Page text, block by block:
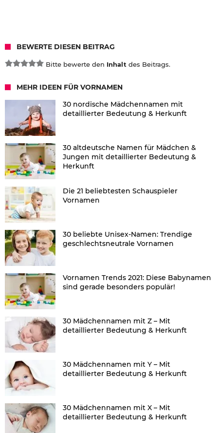
BEWERTE DIESEN BEITRAG
Bitte bewerte den Inhalt des Beitrags.
MEHR IDEEN FÜR VORNAMEN
30 nordische Mädchennamen mit
detaillierter Bedeutung & Herkunft
30 altdeutsche Namen für Mädchen &
Jungen mit detaillierter Bedeutung &
Herkunft
Die 21 beliebtesten Schauspieler
Vornamen
30 beliebte Unisex-Namen: Trendige
geschlechtsneutrale Vornamen
Vornamen Trends 2021: Diese Babynamen
sind gerade besonders populär!
30 Mädchennamen mit Z – Mit
detaillierter Bedeutung & Herkunft
30 Mädchennamen mit Y – Mit
detaillierter Bedeutung & Herkunft
30 Mädchennamen mit X – Mit
detaillierter Bedeutung & Herkunft